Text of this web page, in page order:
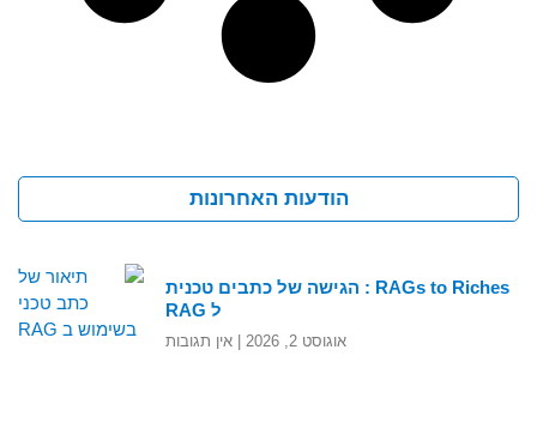
הודעות האחרונות
RAGs to Riches : הגישה של כתבים טכנית
ל RAG
אוגוסט 2, 2026 אין תגובות